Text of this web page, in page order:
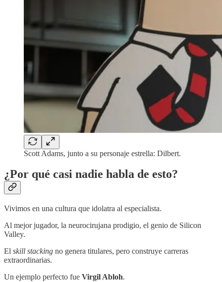
Scott Adams, junto a su personaje estrella: Dilbert.
¿Por qué casi nadie habla de esto?
Vivimos en una cultura que idolatra al especialista.
Al mejor jugador, la neurocirujana prodigio, el genio de Silicon
Valley.
El skill stacking no genera titulares, pero construye carreras
extraordinarias.
Un ejemplo perfecto fue Virgil Abloh.